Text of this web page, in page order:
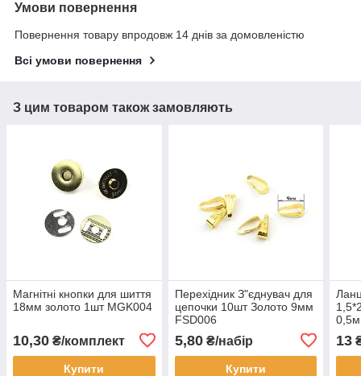
Умови повернення
Повернення товару впродовж 14 днів за домовленістю
Всі умови повернення
З цим товаром також замовляють
Магнітні кнопки для шиття
18мм золото 1шт MGK004
10,30 ₴/комплект
Купити
Перехідник З"єднувач для
цепочки 10шт Золото 9мм
FSD006
5,80₴/набір
Купити
13